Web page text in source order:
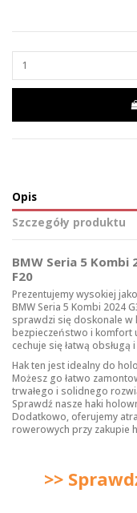
Opis
Szczegóły produktu
BMW Seria 5
F20
Prezentujemy wysokiej
BMW Seria 5 Kombi 2024
sprawdzi się doskonale w
bezpieczeństwo i komfort
cechuje się łatwą obsługą
Hak ten jest idealny do
Możesz go łatwo
trwałego i solidnego
Sprawdź nasze haki
Dodatkowo, oferujemy
rowerowych przy zakupie
>>